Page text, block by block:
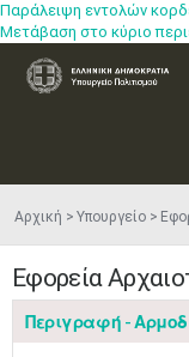
Παράλειψη εντολών
Μετάβαση στο κύριο
Αρχική Υπουργείο
Εφορεία
Περιγραφή -